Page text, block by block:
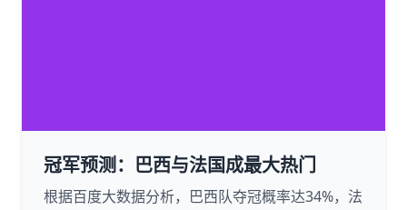
冠军预测：巴西与法国成最大热门
根据百度大数据分析，巴西队夺冠概率达34%，法